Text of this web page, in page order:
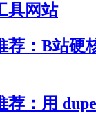
具网站
荐：B站硬
荐：用